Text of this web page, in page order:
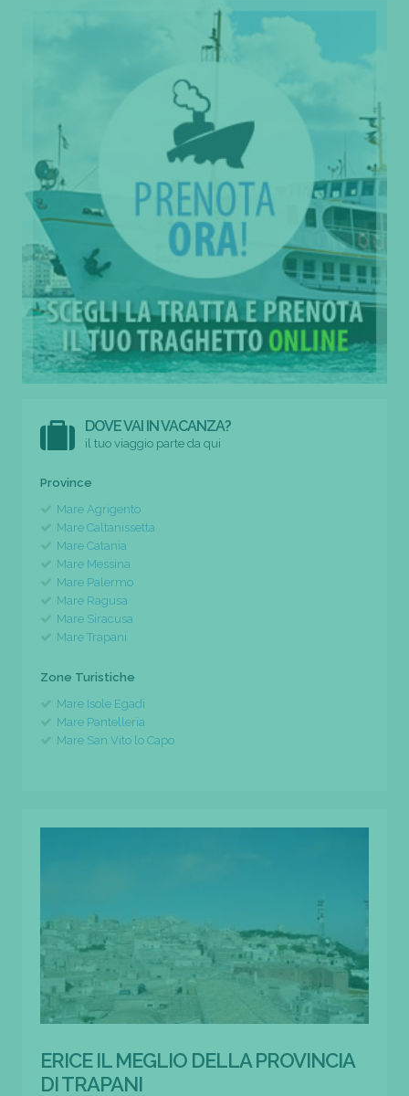
DOVE VAI IN VACANZA?
il tuo viaggio parte da qui
Province
Mare Agrigento
Mare Caltanissetta
Mare Catania
Mare Messina
Mare Palermo
Mare Ragusa
Mare Siracusa
Mare Trapani
Zone Turistiche
Mare Isole Egadi
Mare Pantelleria
Mare San Vito lo Capo
ERICE IL MEGLIO DELLA PROVINCIA
DI TRAPANI